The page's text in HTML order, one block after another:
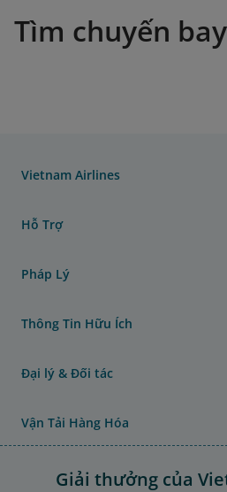
Tìm chuyến bay
Vietnam Airlines
Hỗ Trợ
Pháp Lý
Thông Tin Hữu Ích
Đại lý & Đối tác
Vận Tải Hàng Hóa
Giải thưởng của